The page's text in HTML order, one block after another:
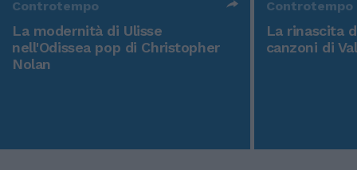
Controtempo
La modernità di Ulisse
nell'Odissea pop di Christopher
Nolan
Controtempo
La rinascita
canzoni di